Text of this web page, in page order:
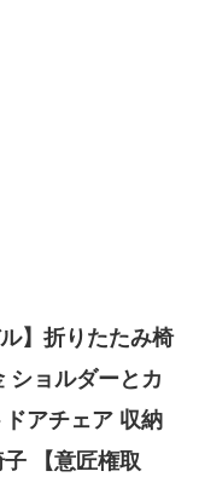
】折りたたみ椅
ショルダーとカ
アチェア 収納
【意匠権取